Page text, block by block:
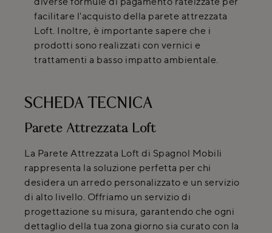
facilitare l'acquisto della parete attrezzata
Loft. Inoltre, è importante sapere che i
prodotti sono realizzati con vernici e
trattamenti a basso impatto ambientale.
SCHEDA TECNICA
Parete Attrezzata Loft
La Parete Attrezzata Loft di Spagnol Mobili
rappresenta la soluzione perfetta per chi
desidera un arredo personalizzato e un servizio
di alto livello. Offriamo un servizio di
progettazione su misura, garantendo che ogni
dettaglio della tua zona giorno sia curato con la